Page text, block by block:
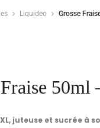
Liquideo Grosse
50ml
juteuse et sucrée à